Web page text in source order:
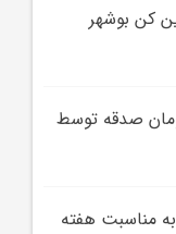
کن بوشهر
صدقه توسط
به مناسبت هفته